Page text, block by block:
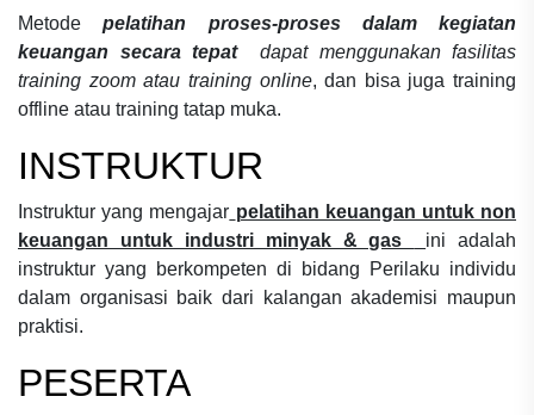
Metode
pelatihan proses-proses dalam kegiatan
keuangan secara tepat
dapat menggunakan fasilitas
training zoom atau training online, dan bisa juga training
offline atau training tatap muka.
INSTRUKTUR
Instruktur yang mengajar pelatihan keuangan untuk non
keuangan untuk industri minyak & gas
ini adalah
instruktur yang berkompeten di bidang
Perilaku individu
dalam organisasi baik dari kalangan akademisi maupun
praktisi.
PESERTA